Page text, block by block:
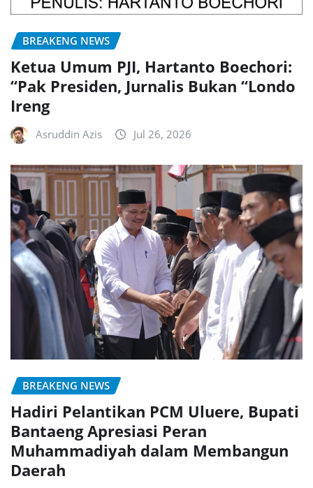
BREAKENG NEWS
Ketua Umum PJI, Hartanto Boechori:
“Pak Presiden, Jurnalis Bukan “Londo
Ireng
Asruddin Azis Jul 26, 2026
BREAKENG NEWS
Hadiri Pelantikan PCM Uluere, Bupati
Bantaeng Apresiasi Peran
Muhammadiyah dalam Membangun
Daerah